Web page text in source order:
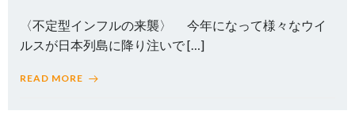
〈不定型インフルの来襲〉 今年になって様々なウイ
ルスが日本列島に降り注いで […]
READ MORE